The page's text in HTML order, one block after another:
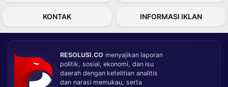
KONTAK INFORMASI IKLAN
RESOLUSI.CO menyajikan laporan
politik, sosial, ekonomi, dan isu
daerah dengan ketelitian analitis
dan narasi memukau, serta